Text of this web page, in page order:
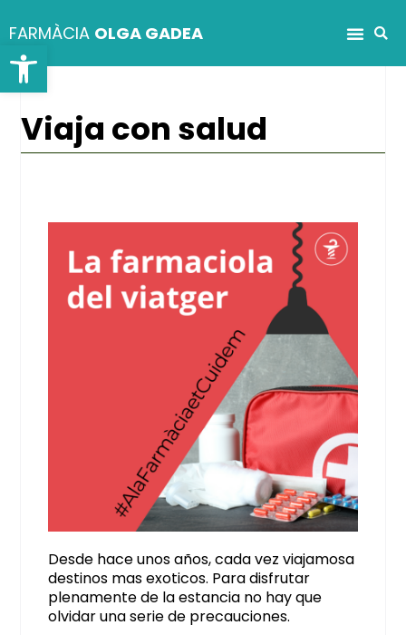
Abrir barra de herramientas
FARMÀCIA OLGA GADEA
Viaja con salud
Desde hace unos años, cada vez viajamosa
destinos mas exoticos. Para disfrutar
plenamente de la estancia no hay que
olvidar una serie de precauciones.